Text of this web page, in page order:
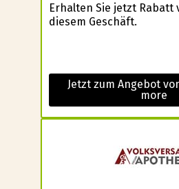
Erhalten Sie jetzt Rabatt
diesem Geschäft.
Jetzt zum Angebot
more